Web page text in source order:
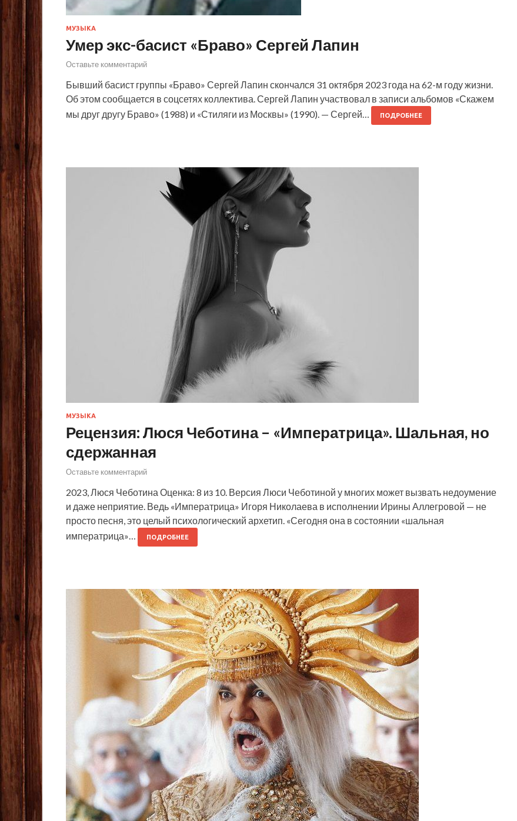
МУЗЫКА
Умер экс-басист «Браво» Сергей Лапин
Оставьте комментарий
Бывший басист группы «Браво» Сергей Лапин скончался 31 октября 2023 года на 62-м году жизни.
Об этом сообщается в соцсетях коллектива. Сергей Лапин участвовал в записи альбомов «Скажем
мы друг другу Браво» (1988) и «Стиляги из Москвы» (1990). — Сергей…
ПОДРОБНЕЕ
МУЗЫКА
Рецензия: Люся Чеботина – «Императрица». Шальная, но
сдержанная
Оставьте комментарий
2023, Люся Чеботина Оценка: 8 из 10. Версия Люси Чеботиной у многих может вызвать недоумение
и даже неприятие. Ведь «Императрица» Игоря Николаева в исполнении Ирины Аллегровой — не
просто песня, это целый психологический архетип. «Сегодня она в состоянии «шальная
императрица»…
ПОДРОБНЕЕ